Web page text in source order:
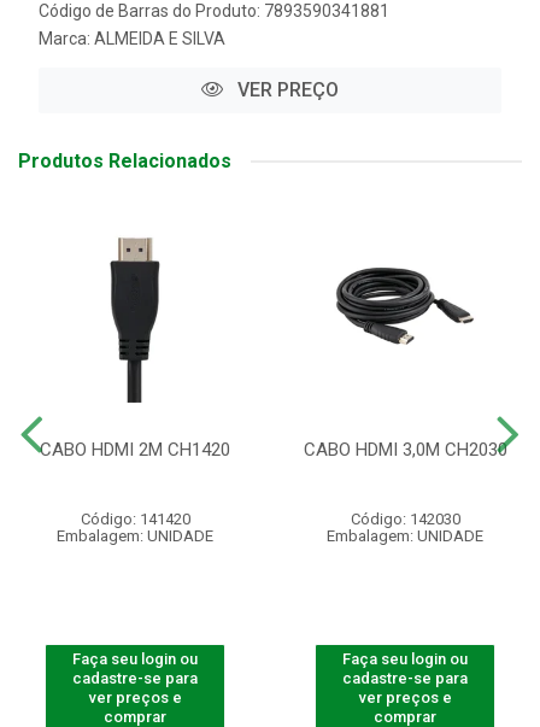
Código de Barras do Produto: 7893590341881
Marca: ALMEIDA E SILVA
VER PREÇO
Produtos Relacionados
CABO HDMI 2M CH1420
Código: 141420
Embalagem: UNIDADE
Faça seu login ou
cadastre-se para
ver preços e
comprar
CABO HDMI 3,0M CH2030
Código: 142030
Embalagem: UNIDADE
Faça seu login ou
cadastre-se para
ver preços e
comprar